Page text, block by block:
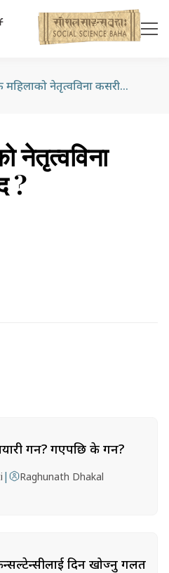
श्रमिक महिलाको नेतृत्वविना कसरी समाजवाद ?
नेतृत्वविना
?
गर्ने? गएपछि के गर्ने?
| Raghunath Dhakal
दिन खोज्नु गलत